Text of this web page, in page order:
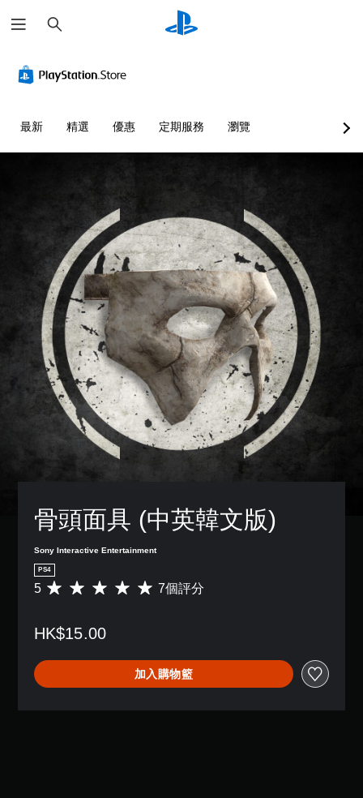
尋
最新 精選 優惠 定期服務 瀏覽
骨頭面具 (中英韓文版)
Sony Interactive Entertainment
PS4
平
分
5
顆
星
5 7個評分
HK$15.00
加入購物籃